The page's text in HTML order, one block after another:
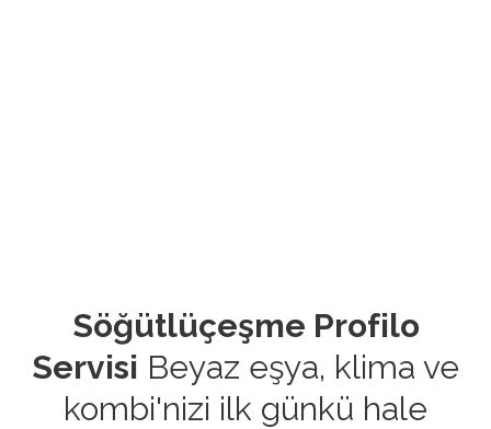
Söğütlüçeşme Profilo
Servisi Beyaz eşya, klima ve
kombi'nizi ilk günkü hale